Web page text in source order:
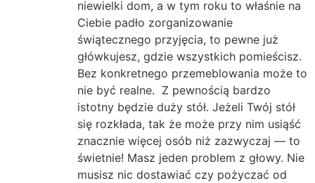
niewielki dom, a w tym roku to właśnie na
Ciebie padło zorganizowanie
świątecznego przyjęcia, to pewne już
główkujesz, gdzie wszystkich pomieścisz.
Bez konkretnego przemeblowania może to
nie być realne. Z pewnością bardzo
istotny będzie duży stół. Jeżeli Twój stół
się rozkłada, tak że może przy nim usiąść
znacznie więcej osób niż zazwyczaj — to
świetnie! Masz jeden problem z głowy. Nie
musisz nic dostawiać czy pożyczać od